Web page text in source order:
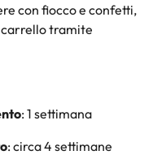
con fiocco e confetti,
tramite
: 1 settimana
: circa 4 settimane